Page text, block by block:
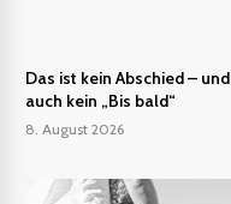
Das ist kein Abschied – und
auch kein „Bis bald“
8. August 2026